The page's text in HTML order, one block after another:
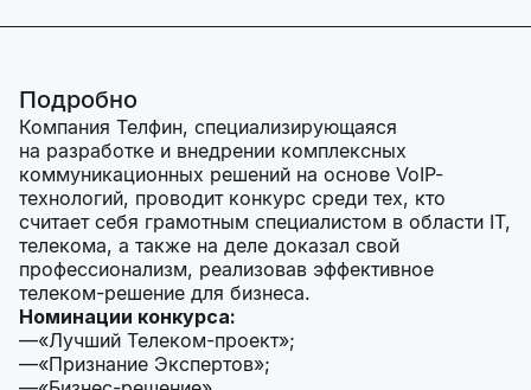
Подробно
Компания Телфин, специализирующаяся
на разработке и внедрении комплексных
коммуникационных решений на основе VoIP-
технологий, проводит конкурс среди тех, кто
считает себя грамотным специалистом в области IT,
телекома, а также на деле доказал свой
профессионализм, реализовав эффективное
телеком-решение для бизнеса.
Номинации конкурса:
«Лучший Телеком-проект»;
«Признание Экспертов»;